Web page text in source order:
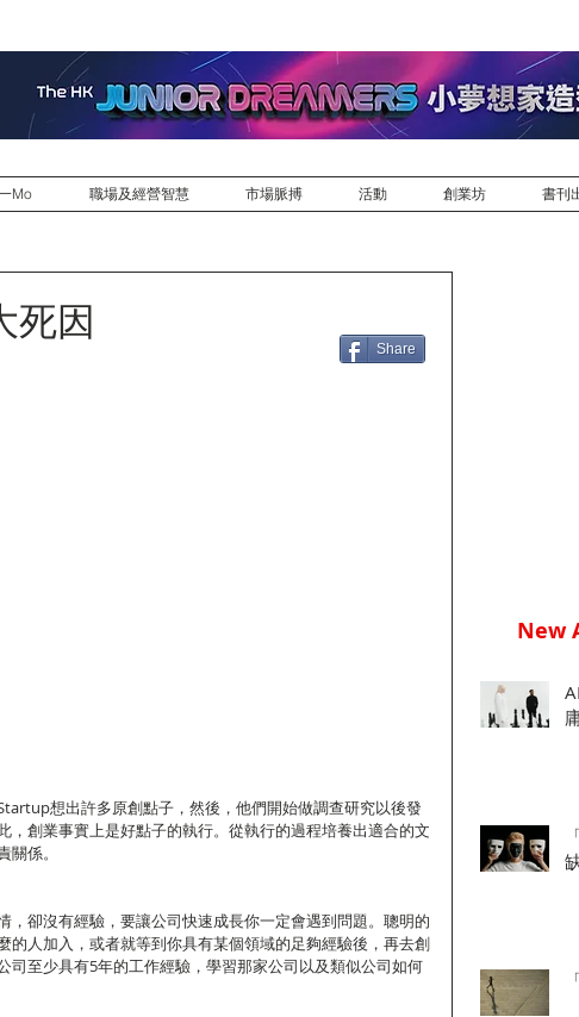
Mo 職場及經營智慧 市場脈搏 活動 創業坊 書刊
死因
想出許多原創點子，然後，他們開始做調查研究以後發
，創業事實上是好點子的執行。從執行的過程培養出適合的文
係。
，卻沒有經驗，要讓公司快速成長你一定會遇到問題。聰明的
的人加入，或者就等到你具有某個領域的足夠經驗後，再去創
司至少具有5年的工作經驗，學習那家公司以及類似公司如何
Share
New